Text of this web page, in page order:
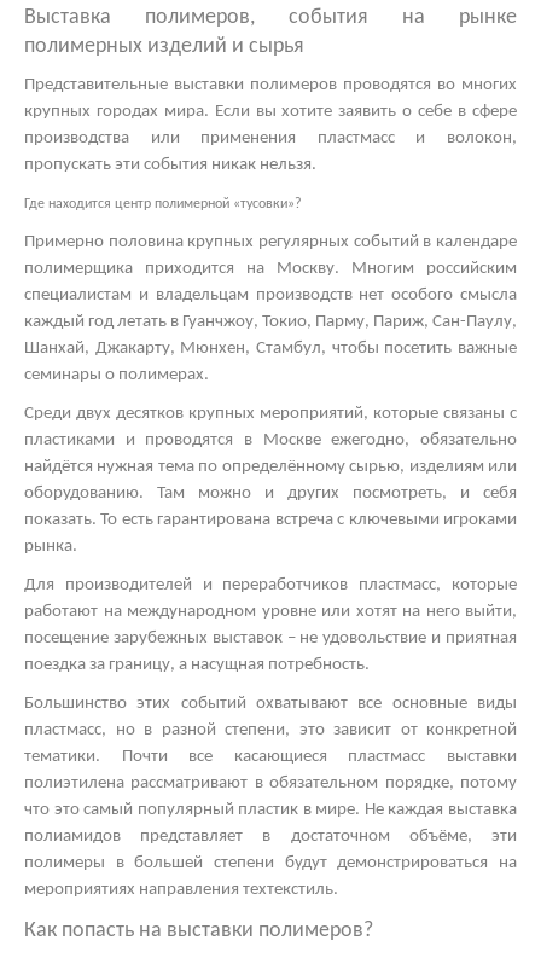
Выставка полимеров, события на рынке
полимерных изделий и сырья
Представительные выставки полимеров проводятся во многих
крупных городах мира. Если вы хотите заявить о себе в сфере
производства или применения пластмасс и волокон,
пропускать эти события никак нельзя.
Где находится центр полимерной «тусовки»?
Примерно половина крупных регулярных событий в календаре
полимерщика приходится на Москву. Многим российским
специалистам и владельцам производств нет особого смысла
каждый год летать в Гуанчжоу, Токио, Парму, Париж, Сан-Паулу,
Шанхай, Джакарту, Мюнхен, Стамбул, чтобы посетить важные
семинары о полимерах.
Среди двух десятков крупных мероприятий, которые связаны с
пластиками и проводятся в Москве ежегодно, обязательно
найдётся нужная тема по определённому сырью, изделиям или
оборудованию. Там можно и других посмотреть, и себя
показать. То есть гарантирована встреча с ключевыми игроками
рынка.
Для производителей и переработчиков пластмасс, которые
работают на международном уровне или хотят на него выйти,
посещение зарубежных выставок – не удовольствие и приятная
поездка за границу, а насущная потребность.
Большинство этих событий охватывают все основные виды
пластмасс, но в разной степени, это зависит от конкретной
тематики. Почти все касающиеся пластмасс выставки
полиэтилена рассматривают в обязательном порядке, потому
что это самый популярный пластик в мире. Не каждая выставка
полиамидов
представляет в достаточном объёме, эти
полимеры в большей степени будут демонстрироваться на
мероприятиях направления техтекстиль.
Как попасть на выставки полимеров?